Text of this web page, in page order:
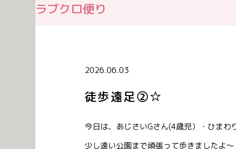
ラブクロ便り
2026.06.03
徒歩遠足②☆
今日は、あじさいGさん(4歳児）・ひまわ
少し遠い公園まで頑張って歩きましたよ～